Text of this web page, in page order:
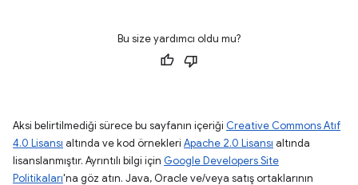
Bu size yardımcı oldu mu?
Aksi belirtilmediği sürece bu sayfanın içeriği Creative Commons Atıf
4.0 Lisansı altında ve kod örnekleri Apache 2.0 Lisansı altında
lisanslanmıştır. Ayrıntılı bilgi için Google Developers Site
Politikaları'na göz atın. Java, Oracle ve/veya satış ortaklarının